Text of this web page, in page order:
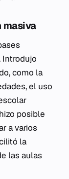
masiva
Introdujo
como la
el uso
posible
a varios
la
las aulas